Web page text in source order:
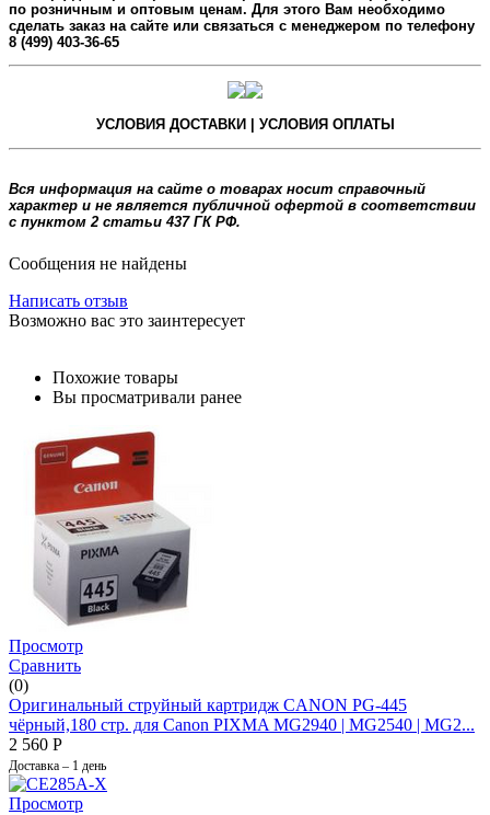
по розничным и оптовым ценам. Для этого Вам необходимо
сделать заказ на сайте или связаться с менеджером по телефону
8 (499) 403-36-65
УСЛОВИЯ ДОСТАВКИ | УСЛОВИЯ ОПЛАТЫ
Вся информация на сайте о товарах носит справочный
характер и не является публичной офертой в соответствии
с пунктом 2 статьи 437 ГК РФ.
Сообщения не найдены
Написать отзыв
Возможно вас это заинтересует
Похожие товары
Вы просматривали ранее
Просмотр
Сравнить
(0)
Оригинальный струйный картридж CANON PG-445
чёрный,180 стр. для Canon PIXMA MG2940 | MG2540 | MG2...
2 560 Р
Доставка – 1 день
Просмотр